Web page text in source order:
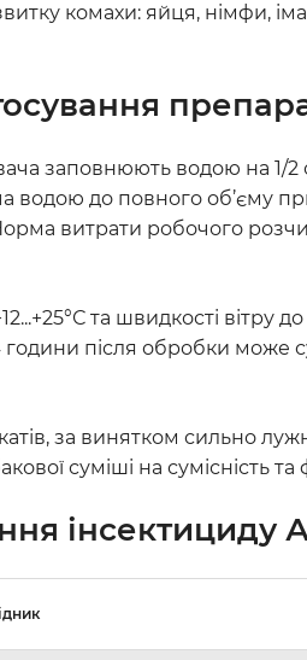
комахи: яйця, німфи,
заповнюють водою на 1/2
водою до повного об’єму
витрати робочого
та швидкості
після обробки може
за винятком сильно
суміші на сумісність та
інсектициду